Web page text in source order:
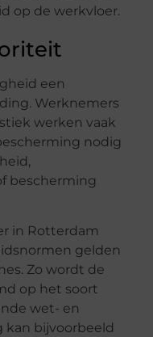
op de werkvloer.
een
Werknemers
werken vaak
nodig
bescherming
in Rotterdam
gelden
Zo wordt de
op het soort
wet- en
kan bijvoorbeeld